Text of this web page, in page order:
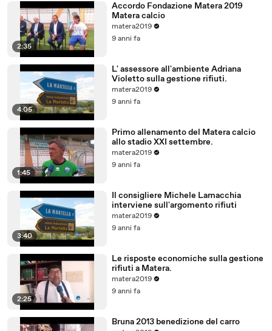
2:35
Accordo Fondazione Matera 2019
Matera calcio
matera2019
9 anni fa
4:05
L' assessore all'ambiente Adriana
Violetto sulla gestione rifiuti.
matera2019
9 anni fa
1:45
Primo allenamento del Matera calcio
allo stadio XXI settembre.
matera2019
9 anni fa
3:40
Il consigliere Michele Lamacchia
interviene sull'argomento rifiuti
matera2019
9 anni fa
2:25
Le risposte economiche sulla gestione
rifiuti a Matera.
matera2019
9 anni fa
Bruna 2013 benedizione del carro